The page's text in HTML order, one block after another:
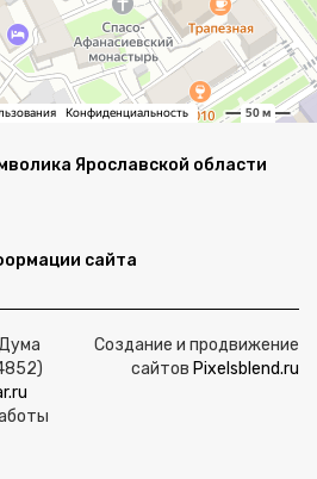
Ярославской области
сайта
Создание и продвижение
сайтов Pixelsblend.ru